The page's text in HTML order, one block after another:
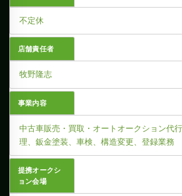
不定休
店舗責任者
牧野隆志
事業内容
中古車販売・買取・オートオークション代
理、鈑金塗装、車検、構造変更、登録業務
提携オークシ
ョン会場